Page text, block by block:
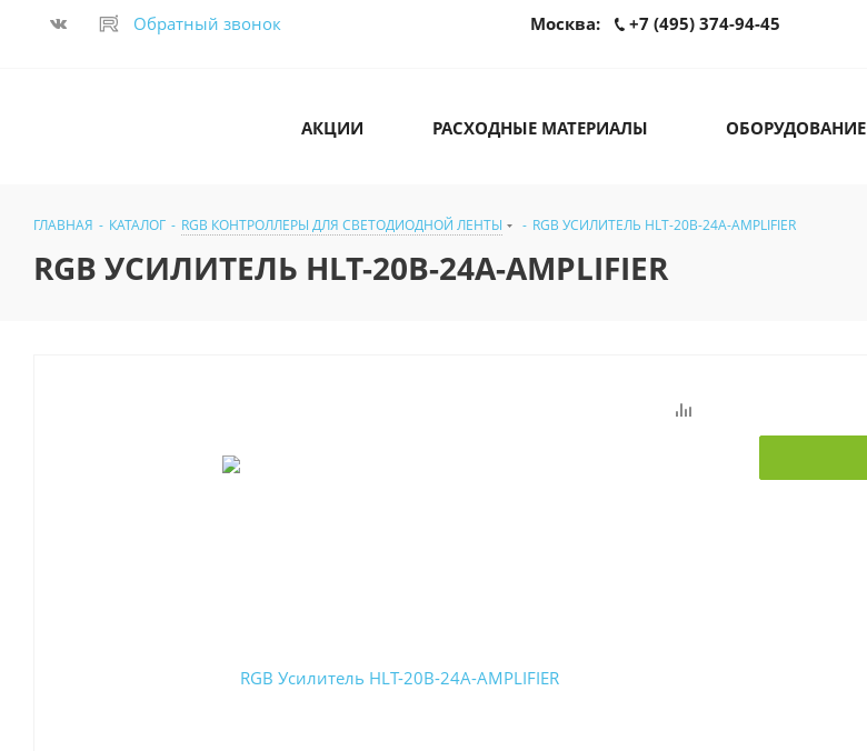
Обратный звонок Москва: +7 (495) 374-94-45
АКЦИИ РАСХОДНЫЕ МАТЕРИАЛЫ ОБОРУДОВАНИЕ
ГЛАВНАЯ - КАТАЛОГ - RGB КОНТРОЛЛЕРЫ ДЛЯ СВЕТОДИОДНОЙ ЛЕНТЫ - RGB УСИЛИТЕЛЬ HLT-20B-24A-AMPLIFIER
RGB УСИЛИТЕЛЬ HLT-20B-24A-AMPLIFIER